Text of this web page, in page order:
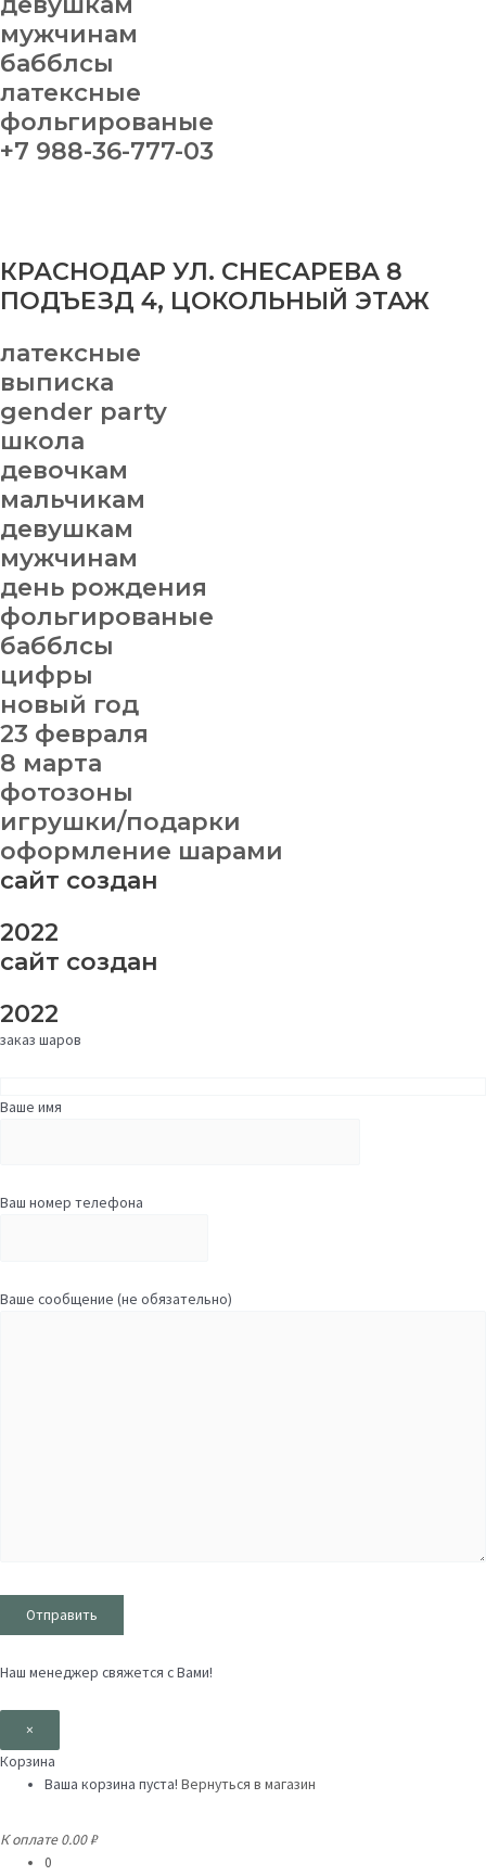
мужчинам
бабблсы
латексные
фольгированые
+7 988-36-777-03
КРАСНОДАР УЛ. СНЕСАРЕВА 8
ПОДЪЕЗД 4, ЦОКОЛЬНЫЙ ЭТАЖ
латексные
выписка
gender party
школа
девочкам
мальчикам
девушкам
мужчинам
день рождения
фольгированые
бабблсы
цифры
новый год
23 февраля
8 марта
фотозоны
игрушки/подарки
оформление шарами
сайт создан
2022
сайт создан
2022
заказ шаров
Ваше имя
Ваш номер телефона
Ваше сообщение (не обязательно)
Наш менеджер свяжется с Вами!
×
Корзина
Ваша корзина пуста!Вернуться в магазин
К оплате0.00 ₽
0